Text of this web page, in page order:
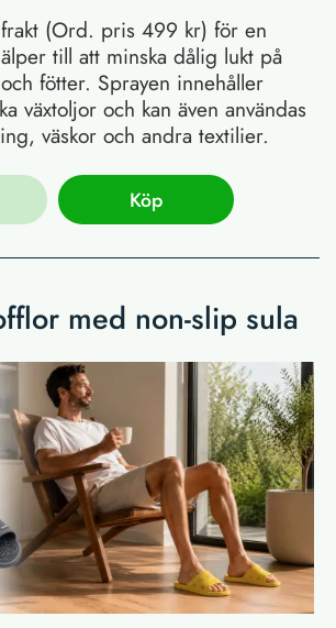
(Ord. pris 499 kr) för en
till att minska dålig lukt på
fötter. Sprayen innehåller
växtoljor och kan även användas
väskor och andra textilier.
Köp
med non-slip sula